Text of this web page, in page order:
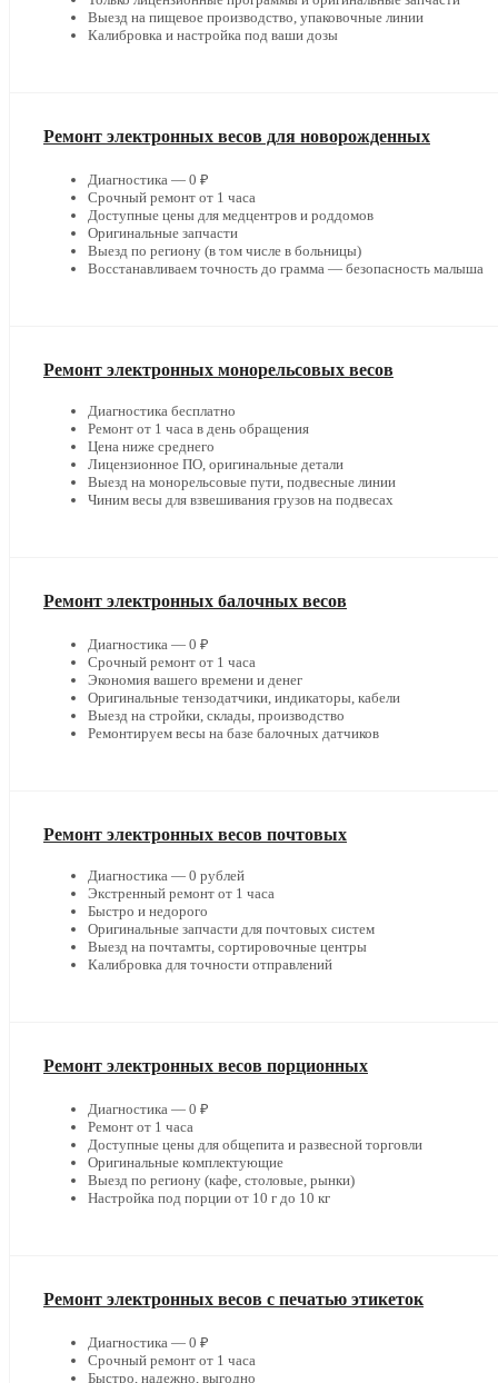
Выезд на пищевое производство, упаковочные линии
Калибровка и настройка под ваши дозы
Ремонт электронных весов для новорожденных
Диагностика — 0 ₽
Срочный ремонт от 1 часа
Доступные цены для медцентров и роддомов
Оригинальные запчасти
Выезд по региону (в том числе в больницы)
Восстанавливаем точность до грамма — безопасность малыша
Ремонт электронных монорельсовых весов
Диагностика бесплатно
Ремонт от 1 часа в день обращения
Цена ниже среднего
Лицензионное ПО, оригинальные детали
Выезд на монорельсовые пути, подвесные линии
Чиним весы для взвешивания грузов на подвесах
Ремонт электронных балочных весов
Диагностика — 0 ₽
Срочный ремонт от 1 часа
Экономия вашего времени и денег
Оригинальные тензодатчики, индикаторы, кабели
Выезд на стройки, склады, производство
Ремонтируем весы на базе балочных датчиков
Ремонт электронных весов почтовых
Диагностика — 0 рублей
Экстренный ремонт от 1 часа
Быстро и недорого
Оригинальные запчасти для почтовых систем
Выезд на почтамты, сортировочные центры
Калибровка для точности отправлений
Ремонт электронных весов порционных
Диагностика — 0 ₽
Ремонт от 1 часа
Доступные цены для общепита и развесной торговли
Оригинальные комплектующие
Выезд по региону (кафе, столовые, рынки)
Настройка под порции от 10 г до 10 кг
Ремонт электронных весов с печатью этикеток
Диагностика — 0 ₽
Срочный ремонт от 1 часа
Быстро, надежно, выгодно